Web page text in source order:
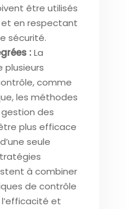
être utilisés
en respectant
sécurité.
:La
plusieurs
comme
les méthodes
des
plus efficace
seule
à combiner
de contrôle
et